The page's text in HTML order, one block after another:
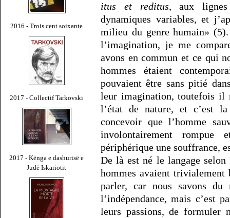
2016 - Trois cent soixante
2017 - Collectif Tarkovski
2017 - Kënga e dashurisë e
Judë Iskariotit
itus et reditus, aux lignes
dynamiques variables, et
milieu du genre humain»
l’imagination, je me
avons en commun et ce qui
hommes étaient
pouvaient être sans pitié
leur imagination, toutefois il
l’état de nature, et c’est
concevoir que l’homme
involontairement rompue
périphérique une souffrance,
De là est né le langage selon
hommes avaient trivialement
parler, car nous savons
l’indépendance, mais c’est
leurs passions, de formuler